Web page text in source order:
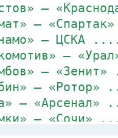
–
–
–
–
–
–
–
–